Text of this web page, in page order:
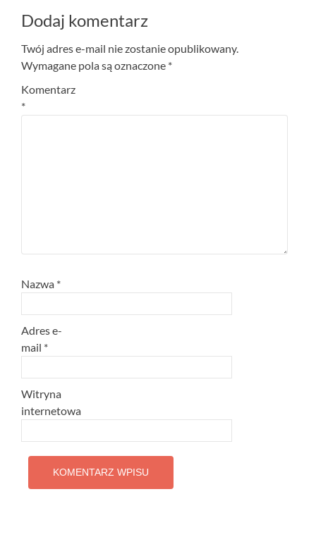
Dodaj komentarz
Twój adres e-mail nie zostanie opublikowany.
Wymagane pola są oznaczone *
Komentarz
*
Nazwa *
Adres e-
mail *
Witryna
internetowa